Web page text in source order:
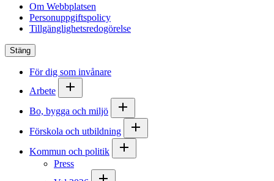
Om Webbplatsen
Personuppgiftspolicy
Tillgänglighetsredogörelse
Stäng
För dig som invånare
Arbete
Bo, bygga och miljö
Förskola och utbildning
Kommun och politik
Press